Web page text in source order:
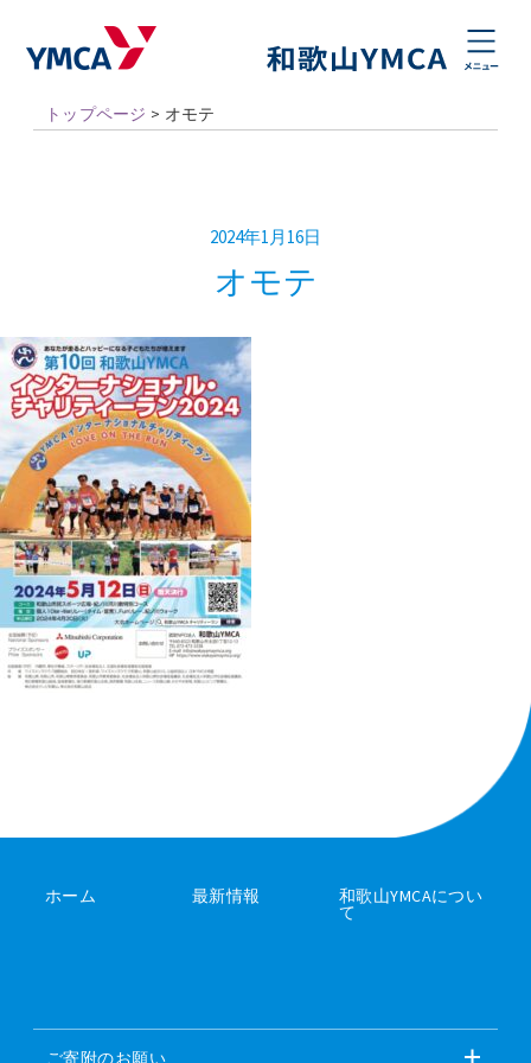
トップページ > オモテ
2024年1月16日
オモテ
ホーム 最新情報 和歌山YMCAについ
て
ご寄附のお願い